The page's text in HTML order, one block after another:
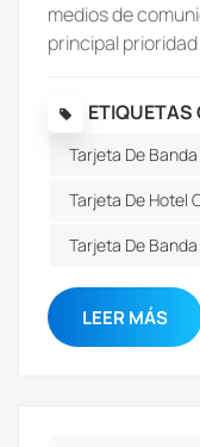
medios de
principal
vitales de la
muchos clientes
la diferencia
tarjeta.Hoy en
usan son
seguridad y se
delincuentes
ETIQUETAS
Tarjeta De
Tarjeta De Hotel
Tarjeta De
LEER MÁS